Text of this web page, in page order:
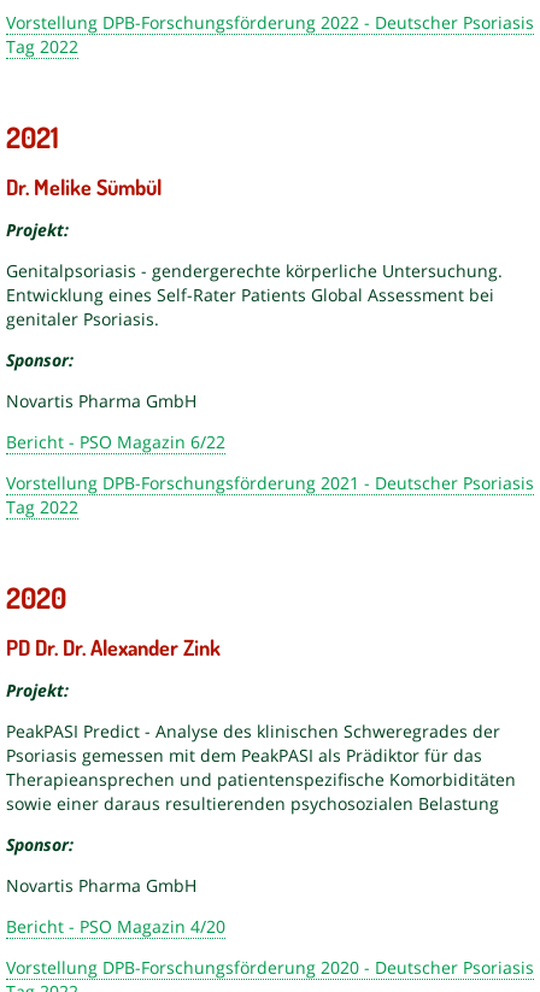
Vorstellung DPB-Forschungsförderung 2022 - Deutscher Psoriasis
Tag 2022
2021
Dr. Melike Sümbül
Projekt:
Genitalpsoriasis - gendergerechte körperliche Untersuchung.
Entwicklung eines Self-Rater Patients Global Assessment bei
genitaler Psoriasis.
Sponsor:
Novartis Pharma GmbH
Bericht - PSO Magazin 6/22
Vorstellung DPB-Forschungsförderung 2021 - Deutscher Psoriasis
Tag 2022
2020
PD Dr. Dr. Alexander Zink
Projekt:
PeakPASI Predict - Analyse des klinischen Schweregrades der
Psoriasis gemessen mit dem PeakPASI als Prädiktor für das
Therapieansprechen und patientenspezifische Komorbiditäten
sowie einer daraus resultierenden psychosozialen Belastung
Sponsor:
Novartis Pharma GmbH
Bericht - PSO Magazin 4/20
Vorstellung DPB-Forschungsförderung 2020 - Deutscher Psoriasis